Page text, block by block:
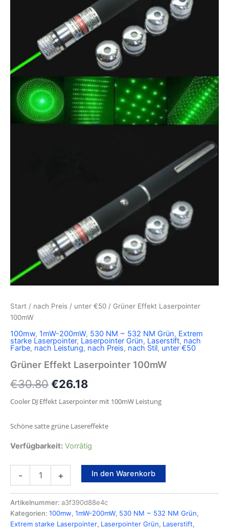
Start / nach Preis / unter €50 / Grüner Effekt Laserpointer
100mW
100mw, 1mW-200mW, 530 NM ~ 532 NM Grün, Extrem
starke Laserpointer, Laserpointer Grün, Laserstift, nach
Farbe, nach Leistung, nach Preis, nach Stil, unter €50
Grüner Effekt Laserpointer 100mW
€30.80€26.18
Cooler DJ Effekt Laserpointer mit 100mW Leistung
Schöne satte grüne Lasereffekte
Verfügbarkeit: Vorrätig
- + In den Warenkorb
Artikelnummer: a3f390d88e4c
Kategorien: 100mw, 1mW-200mW, 530 NM ~ 532 NM Grün,
Extrem starke Laserpointer, Laserpointer Grün, Laserstift,